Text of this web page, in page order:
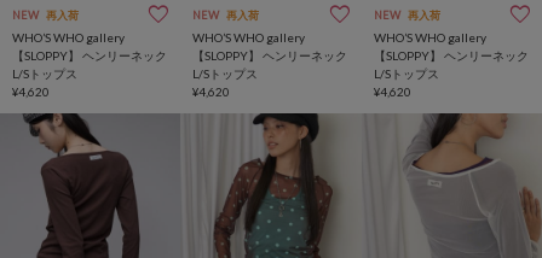
NEW 再入荷
WHO’S WHO gallery
【SLOPPY】 ヘンリーネック
L/Sトップス
¥4,620
NEW 再入荷
WHO’S WHO gallery
【SLOPPY】 ヘンリーネック
L/Sトップス
¥4,620
NEW 再入荷
WHO’S WHO gallery
【SLOPPY】 ヘンリーネック
L/Sトップス
¥4,620